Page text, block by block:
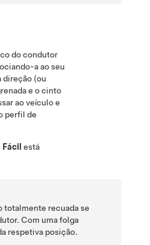
do condutor
a ao seu
direção (ou
e o cinto
ao veículo e
perfil de
está
totalmente recuada se
Com uma folga
respetiva posição.